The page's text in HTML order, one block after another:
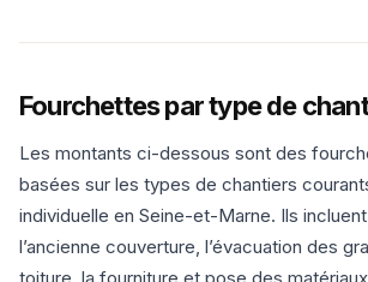
Fourchettes par type de
Les montants ci-dessous sont des
basées sur les types de chantiers
individuelle en Seine-et-Marne. Ils
l’ancienne couverture, l’évacuation des